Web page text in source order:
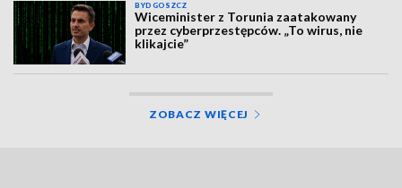
BYDGOSZCZ
Wiceminister z Torunia zaatakowany
przez cyberprzestępców. „To wirus, nie
klikajcie”
ZOBACZ WIĘCEJ